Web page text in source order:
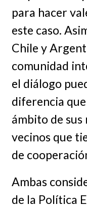
para hacer
este caso.
Chile y
comunidad
el diálogo
diferencia
ámbito de sus
vecinos que
de
Ambas
de la Política